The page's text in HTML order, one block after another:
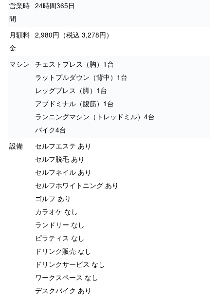
営業時
間
24時間365日
月額料
金
2,980円（税込 3,278円）
マシン チェストプレス（胸）1台
ラットプルダウン（背中）1台
レッグプレス（脚）1台
アブドミナル（腹筋）1台
ランニングマシン（トレッドミル）4台
バイク4台
設備
セルフエステ あり
セルフ脱毛 あり
セルフネイル あり
セルフホワイトニング あり
ゴルフ あり
カラオケ なし
ランドリー なし
ピラティス なし
ドリンク販売 なし
ドリンクサービス なし
ワークスペース なし
デスクバイク あり